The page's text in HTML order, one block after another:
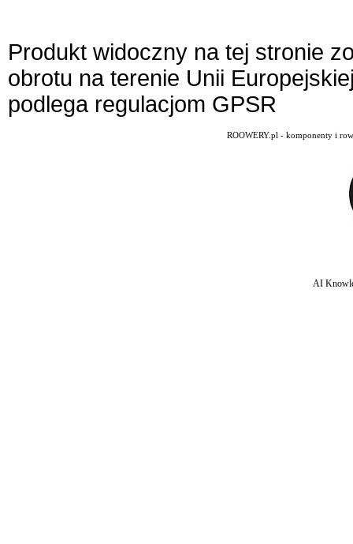
Produkt widoczny na tej stronie
obrotu na terenie Unii
podlega regulacjom GPSR
ROOWERY.pl - komponenty i
AI